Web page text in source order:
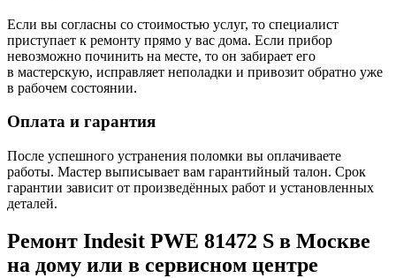
Если вы согласны со стоимостью услуг, то специалист
приступает к ремонту прямо у вас дома. Если прибор
невозможно починить на месте, то он забирает его
в мастерскую, исправляет неполадки и привозит обратно уже
в рабочем состоянии.
Оплата и гарантия
После успешного устранения поломки вы оплачиваете
работы. Мастер выписывает вам гарантийный талон. Срок
гарантии зависит от произведённых работ и установленных
деталей.
Ремонт Indesit PWE 81472 S в Москве
на дому или в сервисном центре